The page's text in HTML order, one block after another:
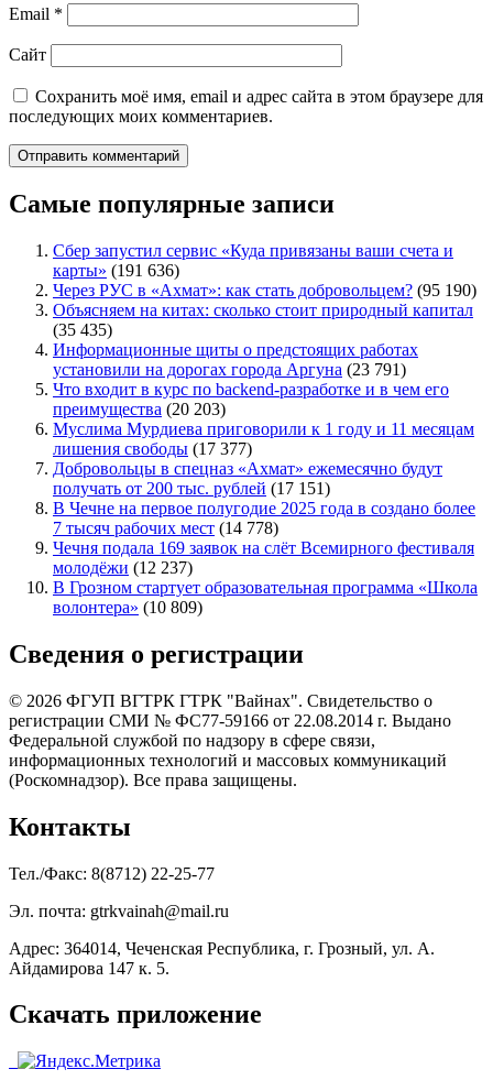
Email *
Сайт
Сохранить моё имя, email и адрес сайта в этом браузере для
последующих моих комментариев.
Самые популярные записи
Сбер запустил сервис «Куда привязаны ваши счета и
карты» (191 636)
Через РУС в «Ахмат»: как стать добровольцем? (95 190)
Объясняем на китах: сколько стоит природный капитал
(35 435)
Информационные щиты о предстоящих работах
установили на дорогах города Аргуна (23 791)
Что входит в курс по backend-разработке и в чем его
преимущества (20 203)
Муслима Мурдиева приговорили к 1 году и 11 месяцам
лишения свободы (17 377)
Добровольцы в спецназ «Ахмат» ежемесячно будут
получать от 200 тыс. рублей (17 151)
В Чечне на первое полугодие 2025 года в создано более
7 тысяч рабочих мест (14 778)
Чечня подала 169 заявок на слёт Всемирного фестиваля
молодёжи (12 237)
В Грозном стартует образовательная программа «Школа
волонтера» (10 809)
Сведения о регистрации
© 2026 ФГУП ВГТРК ГТРК "Вайнах". Свидетельство о
регистрации СМИ № ФС77-59166 от 22.08.2014 г. Выдано
Федеральной службой по надзору в сфере связи,
информационных технологий и массовых коммуникаций
(Роскомнадзор). Все права защищены.
Контакты
Тел./Факс: 8(8712) 22-25-77
Эл. почта: gtrkvainah@mail.ru
Адрес: 364014, Чеченская Республика, г. Грозный, ул. А.
Айдамирова 147 к. 5.
Скачать приложение